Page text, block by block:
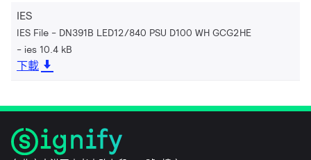
IES
IES File - DN391B LED12/840 PSU D100 WH GCG2HE
ies 10.4 kB
下載